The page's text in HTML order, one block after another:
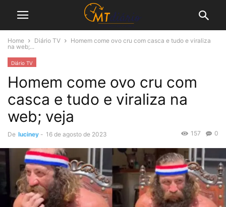
Home Diário TV
Homem come ovo cru com casca e tudo e viraliza
na web;...
Diário TV
Homem come ovo cru com
casca e tudo e viraliza na
web; veja
De luciney - 16 de agosto de 2023 0
157